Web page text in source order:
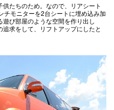
たちのため。なので、リアシート
モニターを2台シートに埋め込み加
び部屋のような空間を作り出し
求をして、リフトアップにしたと